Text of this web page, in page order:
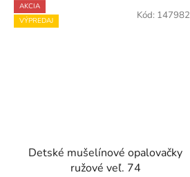
AKCIA
VÝPREDAJ
Detské mušelínové opalovačky
ružové veľ. 74
Kód: 147982